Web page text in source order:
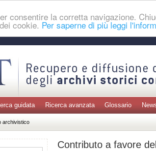
consentire la corretta navigazione.
cookie. Per saperne di più leggi
guidata Ricerca avanzata Glossario
archivistico
Contributo a favore